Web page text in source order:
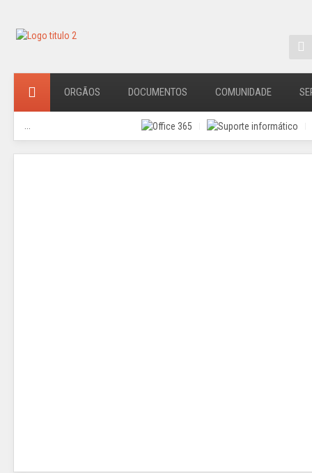
ORGÃOS DOCUMENTOS COMUNIDADE